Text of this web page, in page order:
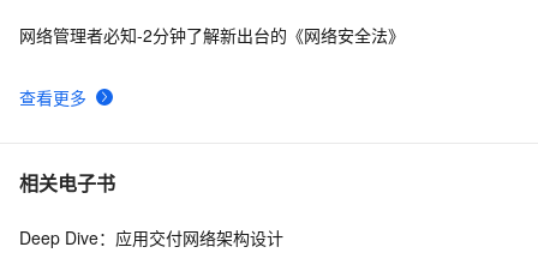
查看更多
网络管理者必知-2分钟了解新出台的《网络安全法》
相关电子书
Deep Dive：应用交付网络架构设计